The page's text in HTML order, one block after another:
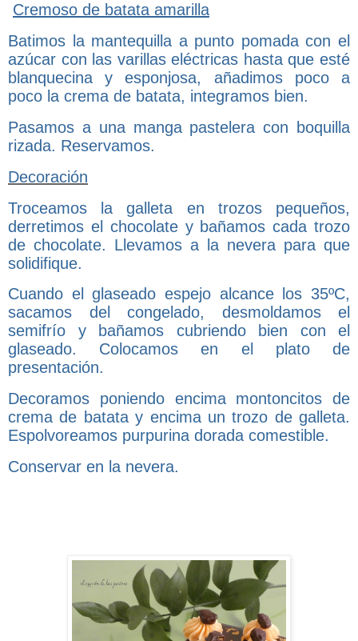
Cremoso de batata amarilla
Batimos la mantequilla a punto pomada con el
azúcar con las varillas eléctricas hasta que esté
blanquecina y esponjosa, añadimos poco a
poco la crema de batata, integramos bien.
Pasamos a una manga pastelera con boquilla
rizada. Reservamos.
Decoración
Troceamos la galleta en trozos pequeños,
derretimos el chocolate y bañamos cada trozo
de chocolate. Llevamos a la nevera para que
solidifique.
Cuando el glaseado espejo alcance los 35ºC,
sacamos del congelado, desmoldamos el
semifrío y bañamos cubriendo bien con el
glaseado. Colocamos en el plato de
presentación.
Decoramos poniendo encima montoncitos de
crema de batata y encima un trozo de galleta.
Espolvoreamos purpurina dorada comestible.
Conservar en la nevera.